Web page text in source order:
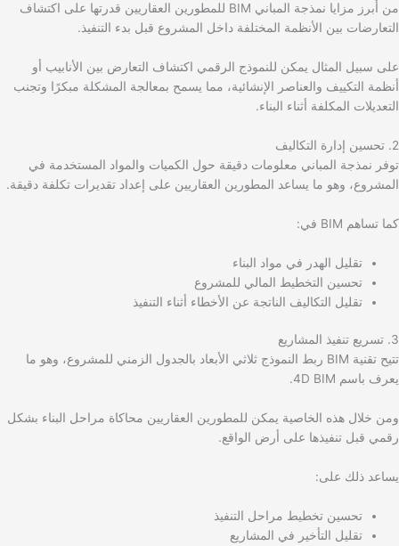
من أبرز مزايا نمذجة المباني BIM للمطورين العقاريين قدرتها على اكتشاف
التعارضات بين الأنظمة المختلفة داخل المشروع قبل بدء التنفيذ.
على سبيل المثال يمكن للنموذج الرقمي اكتشاف التعارض بين الأنابيب أو
أنظمة التكييف والعناصر الإنشائية، مما يسمح بمعالجة المشكلة مبكرًا وتجنب
التعديلات المكلفة أثناء البناء.
2. تحسين إدارة التكاليف
توفر نمذجة المباني معلومات دقيقة حول الكميات والمواد المستخدمة في
المشروع، وهو ما يساعد المطورين العقاريين على إعداد تقديرات تكلفة دقيقة.
كما تساهم BIM في:
تقليل الهدر في مواد البناء
تحسين التخطيط المالي للمشروع
تقليل التكاليف الناتجة عن الأخطاء أثناء التنفيذ
3. تسريع تنفيذ المشاريع
تتيح تقنية BIM ربط النموذج ثلاثي الأبعاد بالجدول الزمني للمشروع، وهو ما
يعرف باسم 4D BIM.
ومن خلال هذه الخاصية يمكن للمطورين العقاريين محاكاة مراحل البناء بشكل
رقمي قبل تنفيذها على أرض الواقع.
يساعد ذلك على:
تحسين تخطيط مراحل التنفيذ
تقليل التأخير في المشاريع